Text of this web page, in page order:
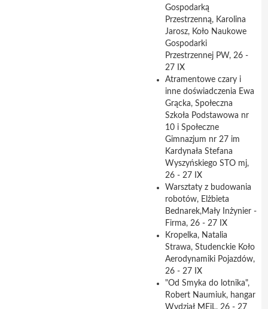
Gospodarką
Przestrzenną, Karolina
Jarosz, Koło Naukowe
Gospodarki
Przestrzennej PW, 26 -
27 IX
Atramentowe czary i
inne doświadczenia Ewa
Grącka, Społeczna
Szkoła Podstawowa nr
10 i Społeczne
Gimnazjum nr 27 im
Kardynała Stefana
Wyszyńskiego STO mj,
26 - 27 IX
Warsztaty z budowania
robotów, Elżbieta
Bednarek,Mały Inżynier -
Firma, 26 - 27 IX
Kropelka, Natalia
Strawa, Studenckie Koło
Aerodynamiki Pojazdów,
26 - 27 IX
"Od Smyka do lotnika",
Robert Naumiuk, hangar
Wydział MEiL, 26 - 27